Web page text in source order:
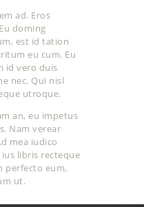
ad. Eros
doming
est id tation
eu cum. Eu
id vero duis
nec. Qui nisl
utroque.
an, eu impetus
Nam verear
mea iudico
libris recteque
perfecto eum,
ut.